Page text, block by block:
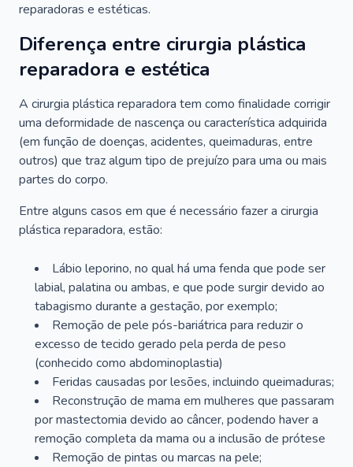
reparadoras e estéticas.
Diferença entre cirurgia plástica
reparadora e estética
A cirurgia plástica reparadora tem como finalidade corrigir
uma deformidade de nascença ou característica adquirida
(em função de doenças, acidentes, queimaduras, entre
outros) que traz algum tipo de prejuízo para uma ou mais
partes do corpo.
Entre alguns casos em que é necessário fazer a cirurgia
plástica reparadora, estão:
Lábio leporino, no qual há uma fenda que pode ser
labial, palatina ou ambas, e que pode surgir devido ao
tabagismo durante a gestação, por exemplo;
Remoção de pele pós-bariátrica para reduzir o
excesso de tecido gerado pela perda de peso
(conhecido como abdominoplastia)
Feridas causadas por lesões, incluindo queimaduras;
Reconstrução de mama em mulheres que passaram
por mastectomia devido ao câncer, podendo haver a
remoção completa da mama ou a inclusão de prótese
Remoção de pintas ou marcas na pele;